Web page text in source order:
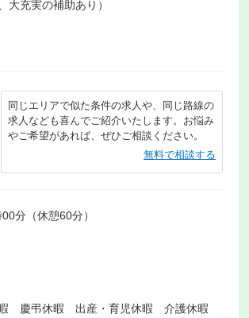
充実の補助あり）
同じエリアで似た条件の求人や、同じ路線の
求人なども喜んでご紹介いたします。お悩み
やご希望があれば、ぜひご相談ください。
無料で相談する
分（休憩60分）
慶弔休暇 出産・育児休暇 介護休暇